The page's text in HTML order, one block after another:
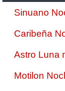
Sinuano
Caribeña
Astro Luna
Motilon